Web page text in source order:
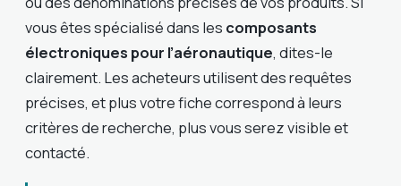
vous êtes spécialisé dans les composants
électroniques pour l’aéronautique, dites-le
clairement. Les acheteurs utilisent des requêtes
précises, et plus votre fiche correspond à leurs
critères de recherche, plus vous serez visible et
contacté.